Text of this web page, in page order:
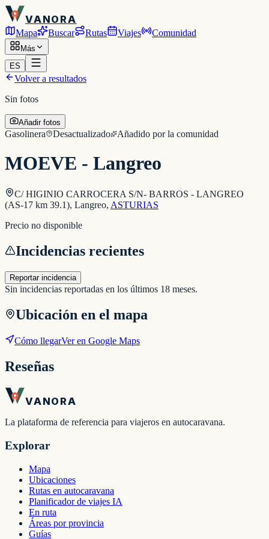
VANORA
Mapa Buscar Rutas Viajes Comunidad
Más
ES
Volver a resultados
Sin fotos
Añadir fotos
Gasolinera Desactualizado Añadido por la comunidad
MOEVE - Langreo
C/ HIGINIO CARROCERA S/N- BARROS - LANGREO
(AS-17 km 39.1), Langreo, ASTURIAS
Precio no disponible
Incidencias recientes
Reportar incidencia
Sin incidencias reportadas en los últimos 18 meses.
Ubicación en el mapa
Cómo llegarVer en Google Maps
Reseñas
VANORA
La plataforma de referencia para viajeros en autocaravana.
Explorar
Mapa
Ubicaciones
Rutas en autocaravana
Planificador de viajes IA
En ruta
Áreas por provincia
Guías